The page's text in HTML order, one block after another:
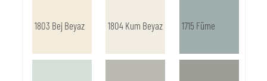
1803 Bej Beyaz 1804 Kum Beyaz 1715 Füme